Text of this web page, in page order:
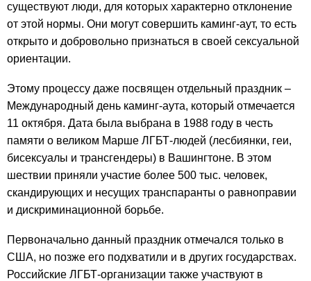
существуют люди, для которых характерно отклонение
от этой нормы. Они могут совершить каминг-аут, то есть
открыто и добровольно признаться в своей сексуальной
ориентации.
Этому процессу даже посвящен отдельный праздник –
Международный день каминг-аута, который отмечается
11 октября. Дата была выбрана в 1988 году в честь
памяти о великом Марше ЛГБТ-людей (лесбиянки, геи,
бисексуалы и трансгендеры) в Вашингтоне. В этом
шествии приняли участие более 500 тыс. человек,
скандирующих и несущих транспаранты о равноправии
и дискриминационной борьбе.
Первоначально данный праздник отмечался только в
США, но позже его подхватили и в других государствах.
Российские ЛГБТ-организации также участвуют в